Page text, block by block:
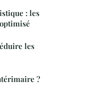
: les
les
?